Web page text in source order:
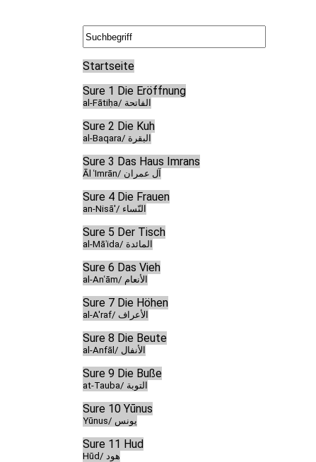
Startseite
Sure 1 Die Eröffnung
al-Fātiḥa/ الفاتحة
Sure 2 Die Kuh
al-Baqara/ البقرة
Sure 3 Das Haus Imrans
Āl ʿImrān/ آل عمران
Sure 4 Die Frauen
an-Nisā'/ النّساء
Sure 5 Der Tisch
al-Māʾida/ المائدة
Sure 6 Das Vieh
al-Anʿām/ الأنعام
Sure 7 Die Höhen
al-A'raf/ الأعراف
Sure 8 Die Beute
al-Anfāl/ الأنفال
Sure 9 Die Buße
at-Tauba/ التوبة
Sure 10 Yūnus
Yūnus/ يونس
Sure 11 Hud
Hūd/ هود